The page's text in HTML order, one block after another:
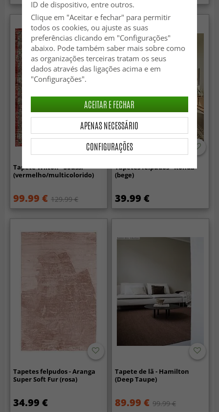
Tapete Wilton - Soussi
(vermelho/multicolorido)
99.99 € 129.99 €
Tapetes felpudos - Ronda
(bege)
39.99 €
Tapetes felpudos - Aranga
Super Soft Fur (rosa)
34.99 €
Tapete de lã - Hamilton
(Deep Taupe)
89.99 € 99.99 €
ID de dispositivo, entre outros.
Clique em "Aceitar e fechar" para permitir
todos os cookies, ou ajuste as suas
preferências clicando em "Configurações"
abaixo. Pode também saber mais sobre como
as organizações terceiras tratam os seus
dados através das ligações acima e em
"Configurações".
CONFIGURAÇÕES
APENAS NECESSÁRIO
ACEITAR E FECHAR